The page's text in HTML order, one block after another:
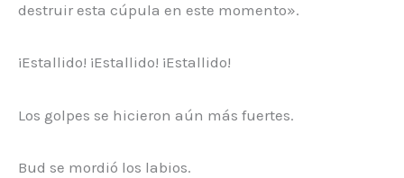
destruir esta cúpula en este momento».
¡Estallido! ¡Estallido! ¡Estallido!
Los golpes se hicieron aún más fuertes.
Bud se mordió los labios.